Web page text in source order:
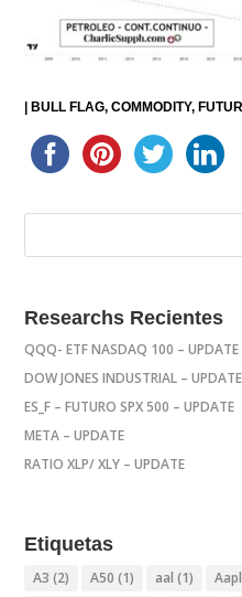
BULL FLAG COMMODITY
Researchs Recientes
QQQ- ETF NASDAQ 100 – UPDATE
DOW JONES INDUSTRIAL – UPDATE
ES_F – FUTURO SPX 500 – UPDATE
META – UPDATE
RATIO XLP/ XLY – UPDATE
Etiquetas
A3 (2) A50 (1) aal (1) Aapl